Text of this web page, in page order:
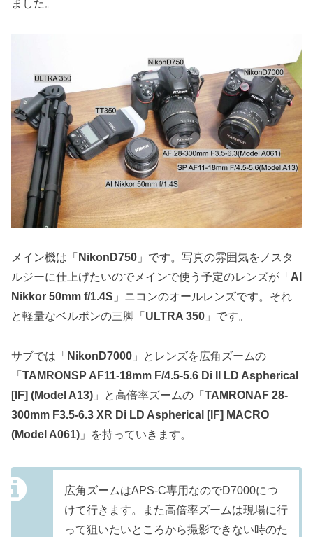
ました。
メイン機は「 NikonD750 」です。写真の雰囲気をノスタ
ルジーに仕上げたいのでメインで使う予定のレンズが「 AI
Nikkor 50mm f/1.4S 」ニコンのオールレンズです。それ
と軽量なベルボンの三脚「 ULTRA 350 」です。
サブでは「 NikonD7000 」とレンズを広角ズームの
「 TAMRONSP AF11-18mm F/4.5-5.6 Di II LD Aspherical
[IF] (Model A13) 」と高倍率ズームの「 TAMRONAF 28-
300mm F3.5-6.3 XR Di LD Aspherical [IF] MACRO
(Model A061) 」を持っていきます。
広角ズームはAPS-C専用なのでD7000につ
けて行きます。また高倍率ズームは現場に行
って狙いたいところから撮影できない時のた